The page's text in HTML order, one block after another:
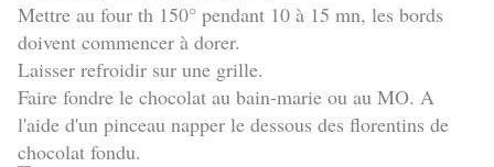
Mettre au four th 150° pendant 10 à 15 mn, les bords
doivent commencer à dorer.
Laisser refroidir sur une grille.
Faire fondre le chocolat au bain-marie ou au MO. A
l'aide d'un pinceau napper le dessous des florentins de
chocolat fondu.